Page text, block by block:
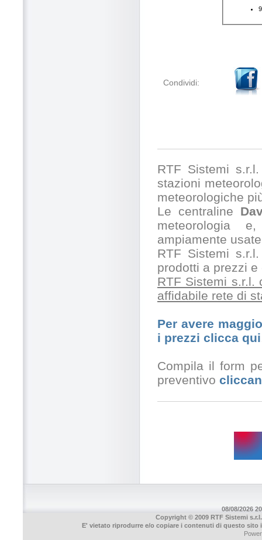
Condividi:
RTF Sistemi
stazioni
meteorologiche
Le centraline
meteorologia
ampiamente
RTF Sistemi
prodotti a prezzi
RTF Sistemi s.r.l.
affidabile rete di
Per avere
i prezzi clicca qui
Compila il form
preventivo
08/08/2026
Copyright © 2009 RTF Sistemi
E' vietato riprodurre e/o copiare i contenuti di questo